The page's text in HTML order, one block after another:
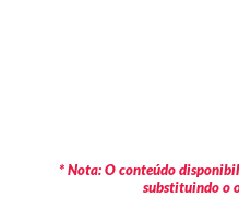
* Nota: O conteúdo
substituindo o